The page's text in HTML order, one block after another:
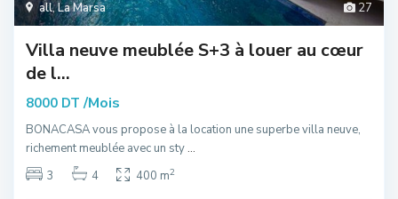
27
all,La Marsa
Villa neuve meublée S+3 à louer au cœur
de l...
8000 DT /Mois
BONACASA vous propose à la location une superbe villa neuve,
richement meublée avec un sty...
3
4 400 m2